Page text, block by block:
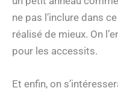
ne pas l’inclure dans
réalisé de mieux. On
pour les accessits.
Et enfin, on